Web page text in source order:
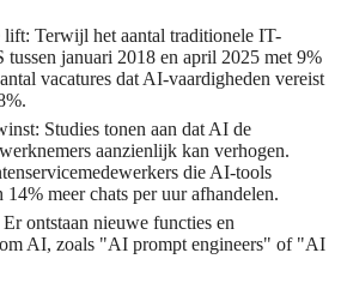
lift: Terwijl het aantal traditionele IT-
tussen januari 2018 en april 2025 met 9%
vacatures dat AI-vaardigheden vereist
Studies tonen aan dat AI de
aanzienlijk kan verhogen.
die AI-tools
meer chats per uur afhandelen.
ontstaan nieuwe functies en
AI, zoals "AI prompt engineers" of "AI